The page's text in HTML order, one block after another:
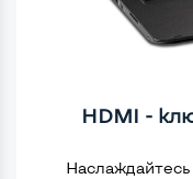
HDMI -